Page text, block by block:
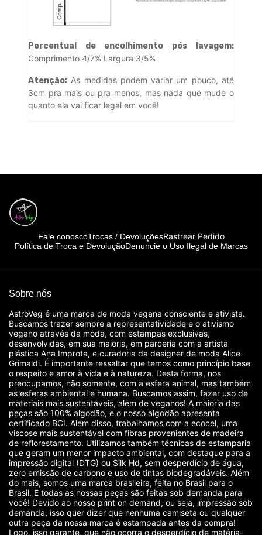
Percentual de encolhimento pós lavagem:
Comprimento 4/7% Largura 3/5%
Atenção: As medidas podem variar um pouco, até
3cm pra mais ou pra menos, mas nada que mude o
quanto ela vai ficar legal em você!
Fale conoscoTrocas / DevoluçõesRastrear Pedido
Política de Troca e DevoluçãoDenuncie o Uso Ilegal de Marcas
Sobre nós
AstroVeg é uma marca de moda vegana consciente e ativista.
Buscamos trazer sempre a representatividade e o ativismo
vegano através da moda, com estampas exclusivas,
desenvolvidas, em sua maioria, em parceria com a artista
plástica Ana Improta, e curadoria da designer de moda Alice
Grimaldi. É importante ressaltar que temos como princípio base
o respeito e amor à vida e à natureza. Desta forma, nos
preocupamos, não somente, com a esfera animal, mas também
as esferas ambiental e humana. Buscamos assim, fazer uso de
materiais mais sustentáveis, além de veganos! A maioria das
peças são 100% algodão, e o nosso algodão apresenta
certificado BCI. Além disso, trabalhamos com a ecocel, uma
viscose mais sustentável com fibras provenientes de madeira
de reflorestamento. Utilizamos também técnicas de estamparia
que geram um menor impacto ambiental, com destaque para a
impressão digital (DTG) ou Silk Hd, sem desperdício de água,
zero emissão de carbono e uso de tintas biodegradáveis. Além
do mais, somos uma marca brasileira, feita no Brasil para o
Brasil. E todas as nossas peças são feitas sob demanda para
você! Devido ao nosso print on demand, ou seja, impressão sob
demanda, isso quer dizer que nenhuma camiseta ou qualquer
outra peça da nossa marca é estampada antes da compra!
Logo, isso garante, que não ocorra o desperdício de matéria-